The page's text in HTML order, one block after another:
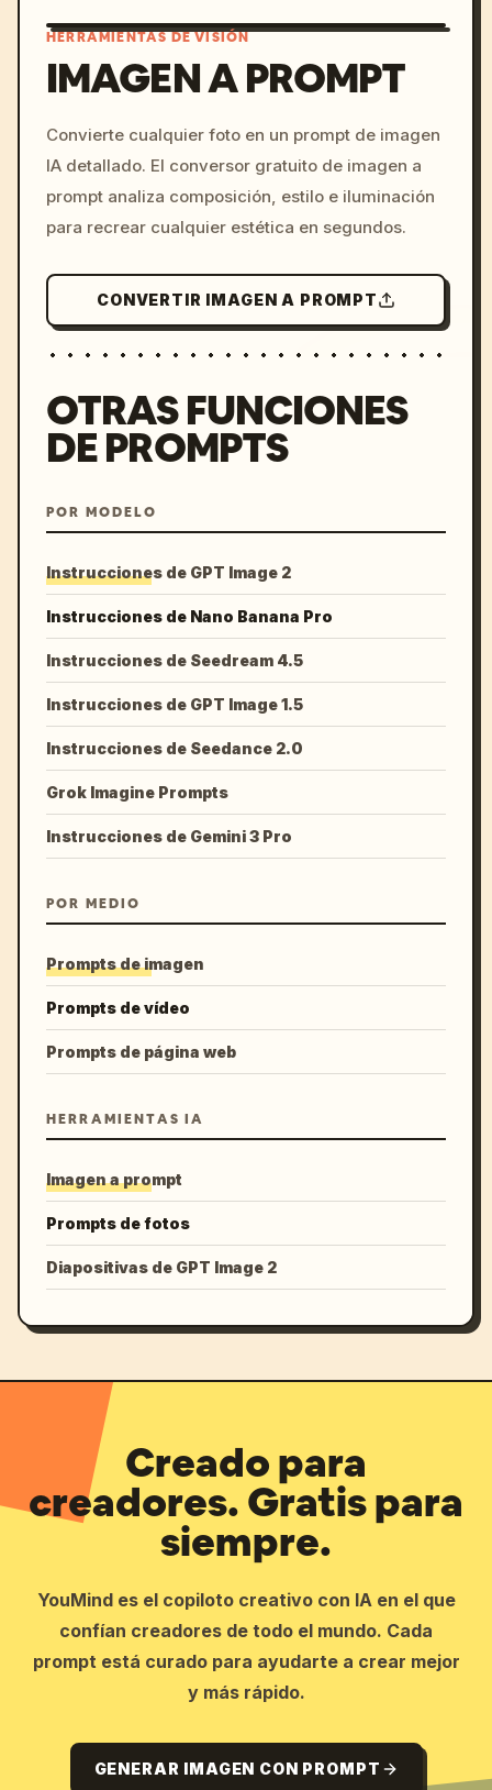
c, cyberpunk sunset, neon
colors, 8k --v 6.0
HERRAMIENTAS DE VISIÓN
IMAGEN A PROMPT
Convierte cualquier foto en un prompt de imagen
IA detallado. El conversor gratuito de imagen a
prompt analiza composición, estilo e iluminación
para recrear cualquier estética en segundos.
CONVERTIR IMAGEN A PROMPT
OTRAS FUNCIONES
DE PROMPTS
POR MODELO
Instrucciones de GPT Image 2
Instrucciones de Nano Banana Pro
Instrucciones de Seedream 4.5
Instrucciones de GPT Image 1.5
Instrucciones de Seedance 2.0
Grok Imagine Prompts
Instrucciones de Gemini 3 Pro
POR MEDIO
Prompts de imagen
Prompts de vídeo
Prompts de página web
HERRAMIENTAS IA
Imagen a prompt
Prompts de fotos
Diapositivas de GPT Image 2
Creado para
creadores. Gratis para
siempre.
YouMind es el copiloto creativo con IA en el que
confían creadores de todo el mundo. Cada
prompt está curado para ayudarte a crear mejor
y más rápido.
GENERAR IMAGEN CON PROMPT